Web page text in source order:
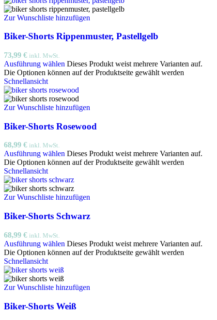
Zur Wunschliste hinzufügen
Biker-Shorts Rippenmuster, Pastellgelb
73,99 € inkl. MwSt.
Ausführung wählen Dieses Produkt weist mehrere Varianten auf.
Die Optionen können auf der Produktseite gewählt werden
Schnellansicht
Zur Wunschliste hinzufügen
Biker-Shorts Rosewood
68,99 € inkl. MwSt.
Ausführung wählen Dieses Produkt weist mehrere Varianten auf.
Die Optionen können auf der Produktseite gewählt werden
Schnellansicht
Zur Wunschliste hinzufügen
Biker-Shorts Schwarz
68,99 € inkl. MwSt.
Ausführung wählen Dieses Produkt weist mehrere Varianten auf.
Die Optionen können auf der Produktseite gewählt werden
Schnellansicht
Zur Wunschliste hinzufügen
Biker-Shorts Weiß